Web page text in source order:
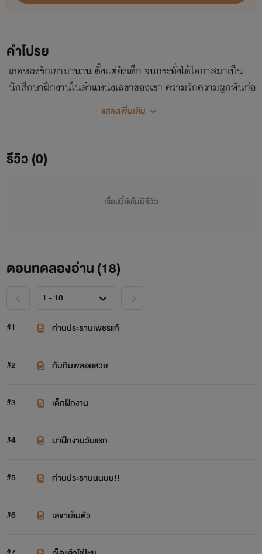
คำโปรย
เธอหลงรักเขามานาน ตั้งแต่ยังเด็ก จนกระทั่งได้โอกาสมาเป็น
นักศึกษาฝึกงานในตำแหน่งเลขาของเขา ความรักความผูกพันก่อ
ตัวขึ้น… เธอคือสเปค คือความรักที่ซึมลึกเข้าไปในหัวใจเขา จน
แสดงเพิ่มเติม
รีวิว (0)
เรื่องนี้ยังไม่มีรีวิว
ตอนทดลองอ่าน (18)
#1 ท่านประธานเพชรแท้
#2 ทับทิมพลอยสวย
#3 เด็กฝึกงาน
#4 มาฝึกงานวันแรก
#5 ท่านประธานนนนน!!
#6 เลขาเต็มตัว